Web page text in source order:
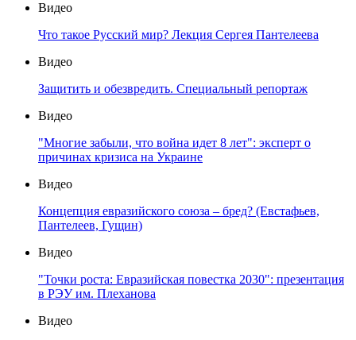
Видео
Что такое Русский мир? Лекция Сергея Пантелеева
Видео
Защитить и обезвредить. Специальный репортаж
Видео
"Многие забыли, что война идет 8 лет": эксперт о
причинах кризиса на Украине
Видео
Концепция евразийского союза – бред? (Евстафьев,
Пантелеев, Гущин)
Видео
"Точки роста: Евразийская повестка 2030": презентация
в РЭУ им. Плеханова
Видео